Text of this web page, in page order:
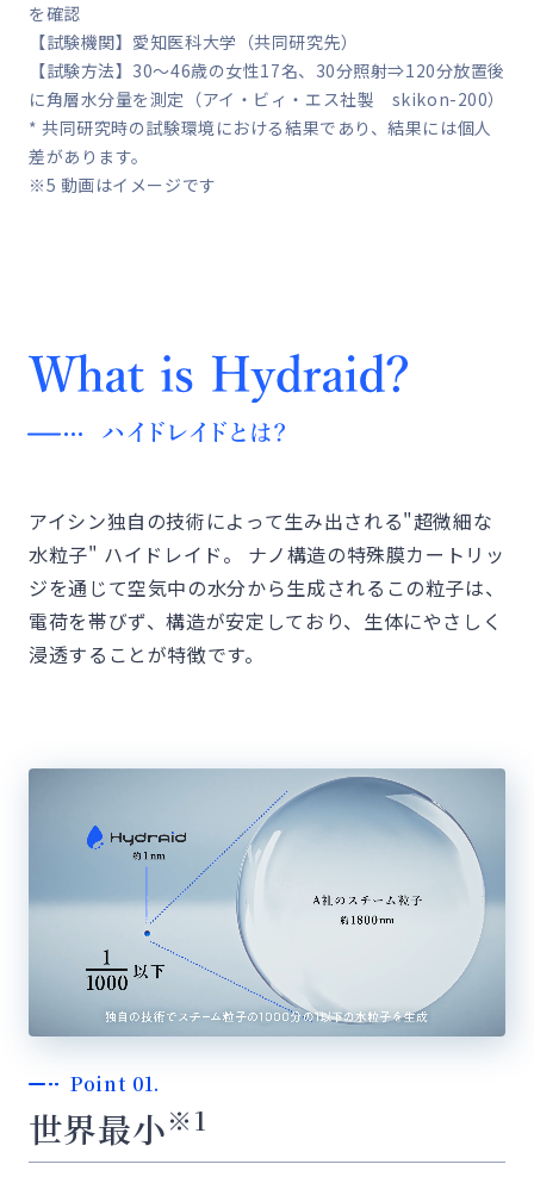
を確認
【試験機関】愛知医科大学（共同研究先）
【試験方法】30～46歳の女性17名、30分照射⇒120分放置後
に角層水分量を測定（アイ・ビィ・エス社製 skikon-200）
* 共同研究時の試験環境における結果であり、結果には個人
差があります。
※5 動画はイメージです
アイシン独自の技術によって生み出される"超微細な
水粒子" ハイドレイド。
ナノ構造の特殊膜カートリッ
ジを通じて空気中の水分から生成されるこの粒子は、
電荷を帯びず、構造が安定しており、生体にやさしく
浸透することが特徴です。
Point 01.
世界最小※1